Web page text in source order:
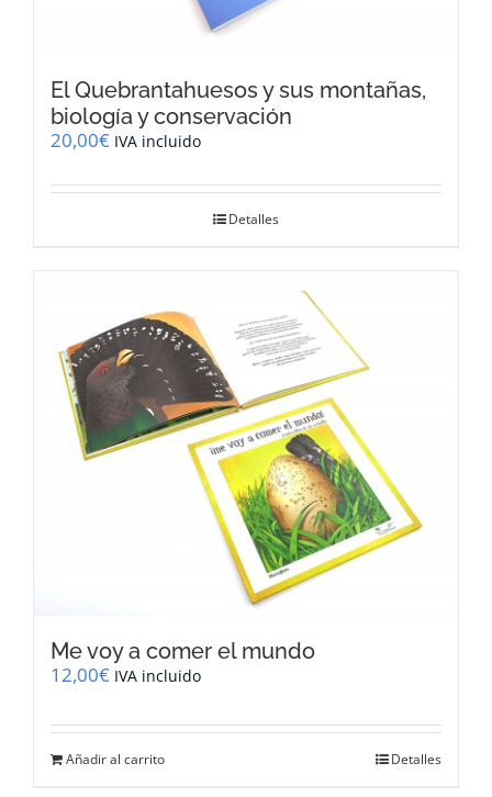
El Quebrantahuesos y sus montañas,
biología y conservación
20,00€ IVA incluido
Detalles
Me voy a comer el mundo
12,00€ IVA incluido
Añadir al carrito Detalles